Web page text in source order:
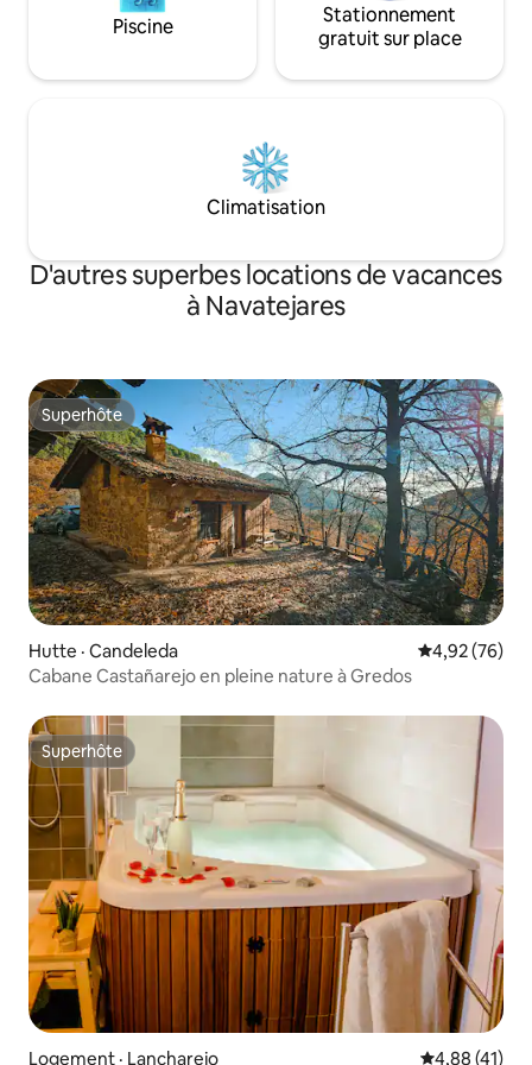
Piscine
Stationnement
gratuit sur place
Climatisation
D'autres superbes locations de vacances
à Navatejares
Superhôte
Superhôte
Hutte · Candeleda Note
4,92 (76)
Cabane Castañarejo en pleine nature à Gredos
Superhôte
Superhôte
Logement · Lancharejo Note
4,88 (41)